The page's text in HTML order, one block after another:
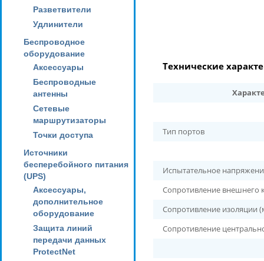
Разветвители
Удлинители
Беспроводное
оборудование
Аксессуары
Беспроводные
антенны
Сетевые
маршрутизаторы
Точки доступа
Источники
бесперебойного питания
(UPS)
Аксессуары,
дополнительное
оборудование
Защита линий
передачи данных
ProtectNet
Технические
Тип портов
Испытательное
Сопротивление внешнего
Сопротивление изоляции
Сопротивление